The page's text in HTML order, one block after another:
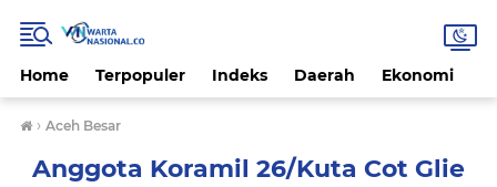
Home Terpopuler Indeks Daerah Ekonomi
› Aceh Besar
Anggota Koramil 26/Kuta Cot Glie